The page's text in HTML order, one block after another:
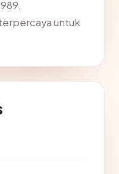
untuk